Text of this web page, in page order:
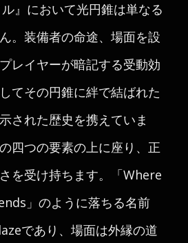
ル』において光円錐は単なる
。装備者の命途、場面を設
レイヤーが暗記する受動効
てその円錐に絆で結ばれた
された歴史を携えていま
四つの要素の上に座り、正
を受け持ちます。「Where
」のように落ちる名前
であり、場面は外縁の道